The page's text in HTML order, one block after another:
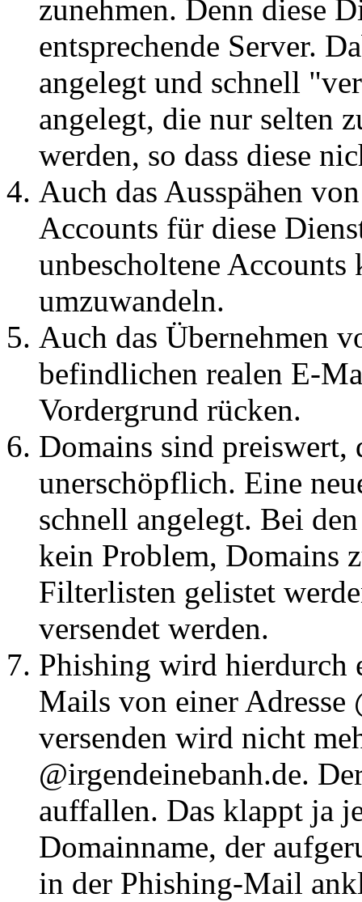
zunehmen. Denn diese
entsprechende Server.
angelegt und schnell
angelegt, die nur selten
werden, so dass diese
Auch das Ausspähen
Accounts für diese
unbescholtene
umzuwandeln.
Auch das Übernehmen
befindlichen realen E-
Vordergrund rücken.
Domains sind preiswert,
unerschöpflich. Eine
schnell angelegt. Bei
kein Problem, Domains
Filterlisten gelistet
versendet werden.
Phishing wird hierdurch
Mails von einer Adresse
versenden wird nicht
@irgendeinebanh.de.
auffallen. Das klappt ja
Domainname, der
in der Phishing-Mail